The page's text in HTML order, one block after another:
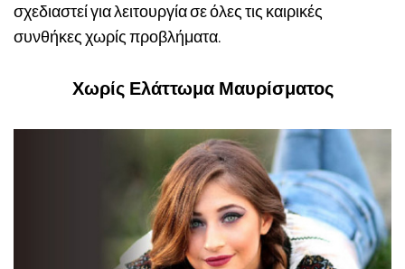
σχεδιαστεί για λειτουργία σε όλες τις καιρικές
συνθήκες χωρίς προβλήματα.
Χωρίς Ελάττωμα Μαυρίσματος